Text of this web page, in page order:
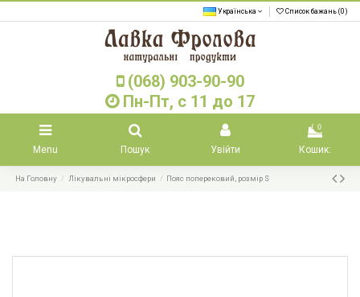
Українська Список бажань (0)
(068) 903-90-90
Пн-Пт, с 11 до 17
Menu Пошук Увійти
0
Кошик:
На Головну Лікувальні мікросфери Пояс поперековий, розмір S